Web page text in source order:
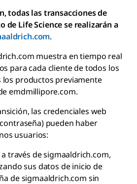
todas las transacciones de
de Life Science se realizarán a
.
muestra en tiempo real
para cada cliente de todos los
productos previamente
emdmillipore.com.
las credenciales web
pueden haber
usuarios:
través de sigmaaldrich.com,
sus datos de inicio de
de sigmaaldrich.com sin